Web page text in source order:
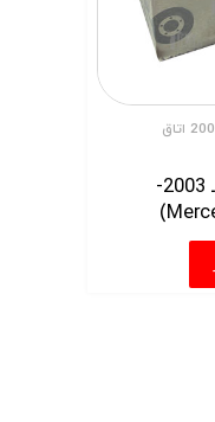
لنت ترمز بنز کلاس E ـ 2003 تا 2009 اتاق
لنت ترمز جلو بنز E 280 ـ 2003-